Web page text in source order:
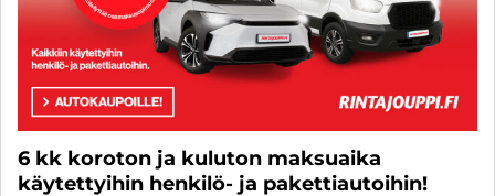
6 kk koroton ja kuluton maksuaika
käytettyihin henkilö- ja pakettiautoihin!